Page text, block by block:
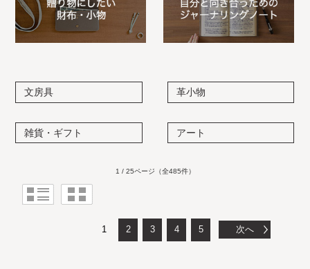
文房具 革小物
雑貨・ギフト アート
1 / 25ページ （全485件）
1 2 3 4 5 次へ